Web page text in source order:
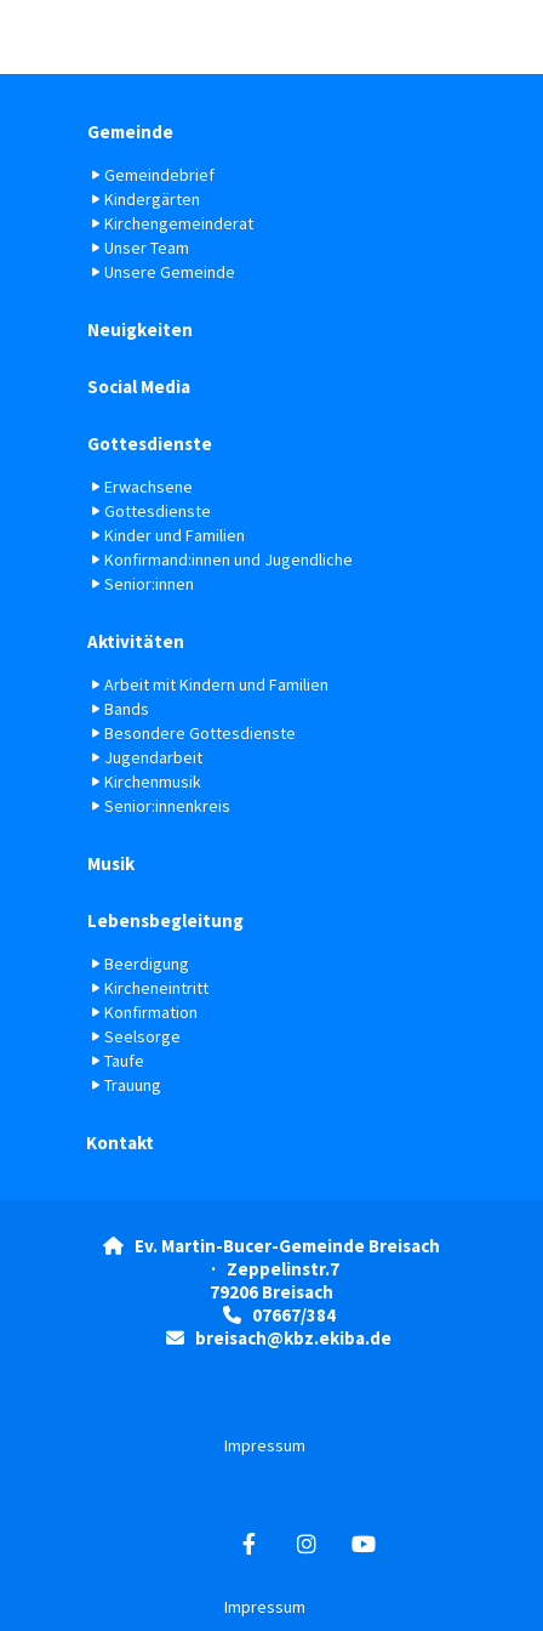
Gemeinde
Gemeindebrief
Kindergärten
Kirchengemeinderat
Unser Team
Unsere Gemeinde
Neuigkeiten
Social Media
Gottesdienste
Erwachsene
Gottesdienste
Kinder und Familien
Konfirmand:innen und Jugendliche
Senior:innen
Aktivitäten
Arbeit mit Kindern und Familien
Bands
Besondere Gottesdienste
Jugendarbeit
Kirchenmusik
Senior:innenkreis
Musik
Lebensbegleitung
Beerdigung
Kircheneintritt
Konfirmation
Seelsorge
Taufe
Trauung
Kontakt

Ev. Martin-Bucer-Gemeinde Breisach
· Zeppelinstr.7
79206 Breisach
07667/384
 breisach@kbz.ekiba.de
Impressum
Impressum